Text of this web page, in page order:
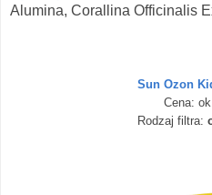
Alumina, Corallina Officinalis
Sun Ozon
Cena:
Rodzaj filtra: